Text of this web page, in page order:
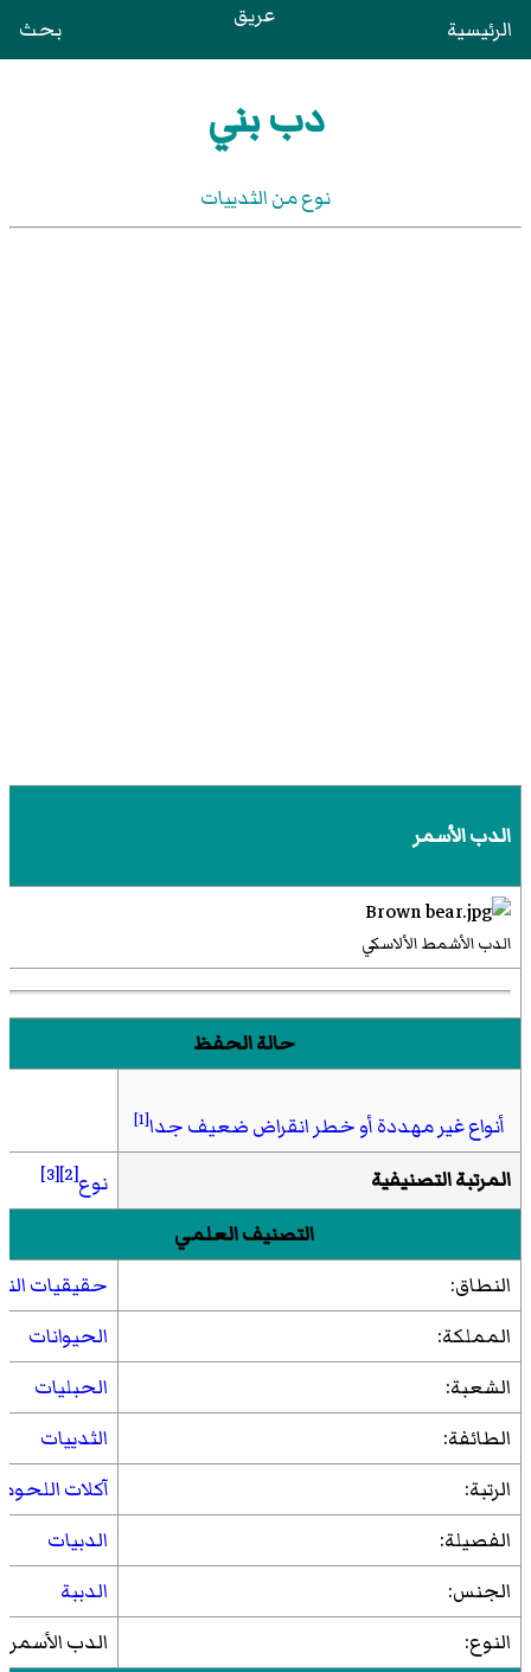
الرئيسية عريق بحث
دب بني
نوع من الثدييات
الدب الأسمر
الدب الأشمط الألاسكي
حالة الحفظ
أنواع غير مهددة أو خطر انقراض ضعيف جدا[1]
المرتبة التصنيفية نوع[2]
[3]
التصنيف العلمي
النطاق:
حقيقيات
المملكة:
الحيوانات
الشعبة:
الحبليات
الطائفة:
الثدييات
الرتبة:
آكلات اللحوم
الفصيلة:
الدبيات
الجنس:
الدببة
النوع:
الدب الأسمر